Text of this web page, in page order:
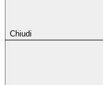
Chiudi